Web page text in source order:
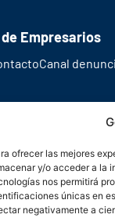
ofrecer las mejores
y/o acceder a la
nos permitirá
únicas en
negativamente a
Empresarios
Canal